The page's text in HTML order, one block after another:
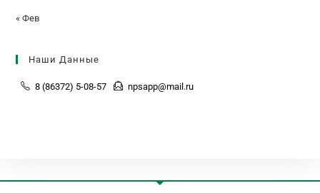
« Фев
Наши Данные
8 (86372) 5-08-57 npsapp@mail.ru